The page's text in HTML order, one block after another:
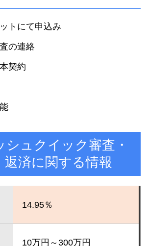
トにて申込み
の連絡
契約
シュクイック審査・
返済に関する情報
14.95％
10万円～300万円